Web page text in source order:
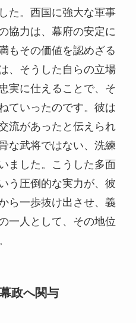
た。西国に強大な軍事
協力は、幕府の安定に
もその価値を認めざる
、そうした自らの立場
実に仕えることで、そ
ていったのです。彼は
流があったと伝えられ
な武将ではない、洗練
ました。こうした多面
う圧倒的な実力が、彼
ら一歩抜け出させ、義
一人として、その地位
政へ関与